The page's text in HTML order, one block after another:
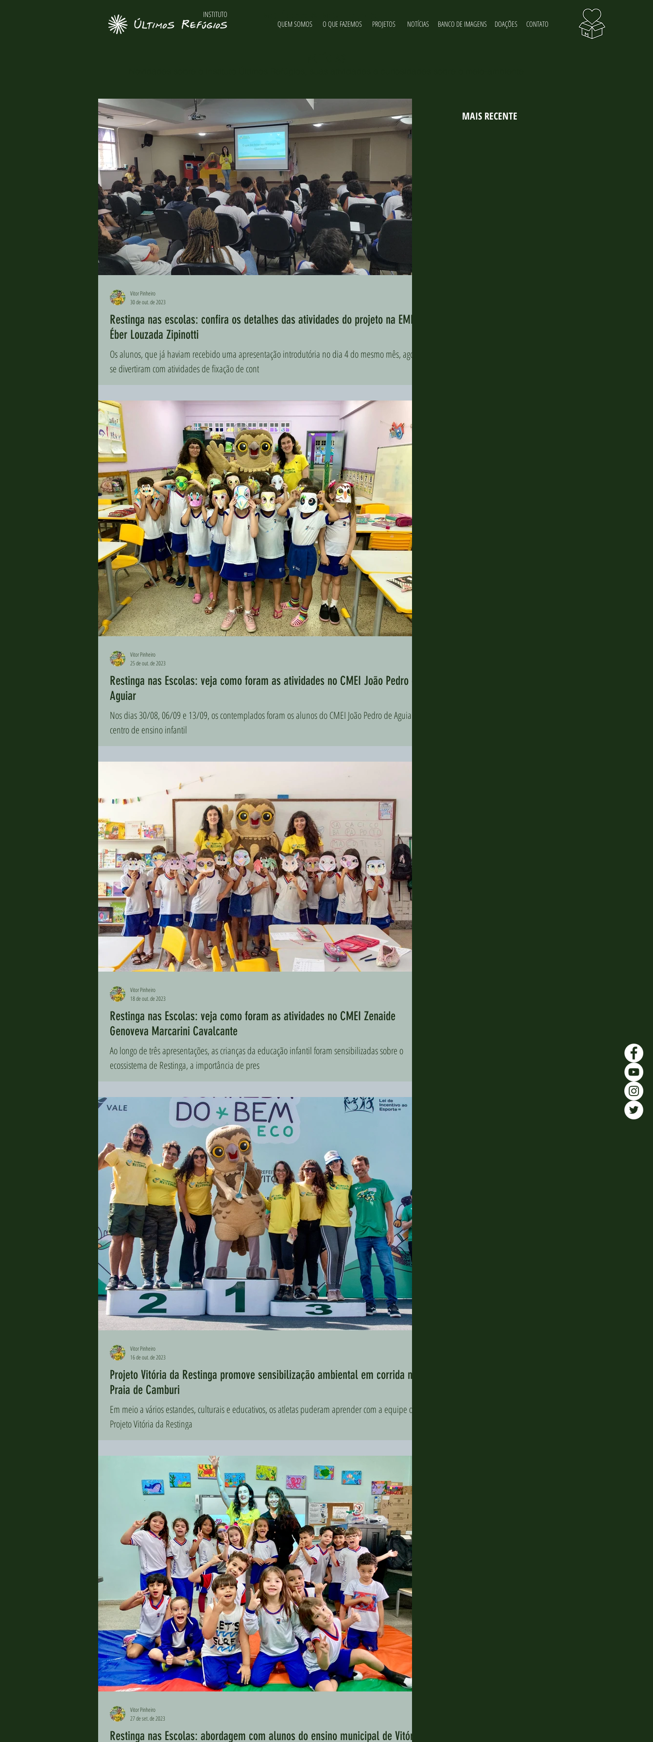
Restinga nas escolas: confira os detalhes das atividades do projeto na EMEF
Éber Louzada Zipinotti
Os alunos, que já haviam recebido uma apresentação introdutória no dia 4 do mesmo mês, agora
se divertiram com atividades de fixação de cont
Vitor Pinheiro
30 de out. de 2023
Restinga nas Escolas: veja como foram as atividades no CMEI João Pedro de
Aguiar
Nos dias 30/08, 06/09 e 13/09, os contemplados foram os alunos do CMEI João Pedro de Aguiar,
centro de ensino infantil
Vitor Pinheiro
25 de out. de 2023
Restinga nas Escolas: veja como foram as atividades no CMEI Zenaide
Genoveva Marcarini Cavalcante
Ao longo de três apresentações, as crianças da educação infantil foram sensibilizadas sobre o
ecossistema de Restinga, a importância de pres
Vitor Pinheiro
18 de out. de 2023
Projeto Vitória da Restinga promove sensibilização ambiental em corrida na
Praia de Camburi
Em meio a vários estandes, culturais e educativos, os atletas puderam aprender com a equipe do
Projeto Vitória da Restinga
Vitor Pinheiro
16 de out. de 2023
Restinga nas Escolas: abordagem com alunos do ensino municipal de Vitória
Vitor Pinheiro
27 de set. de 2023
MAIS RECENTE
INSTITUTO
QUEM SOMOS
O QUE FAZEMOS PROJETOS NOTÍCIAS BANCO DE IMAGENS DOAÇÕES CONTATO